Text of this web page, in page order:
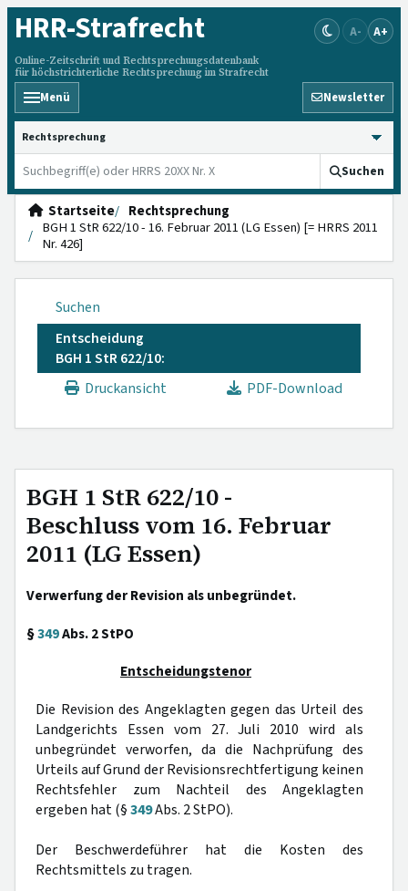
HRR-Strafrecht
Online-Zeitschrift und Rechtsprechungsdatenbank
für höchstrichterliche Rechtsprechung im Strafrecht
A- A+
Menü Newsletter
HRRS durchsuchen
Suchen
Startseite
Rechtsprechung
BGH 1 StR 622/10 - 16. Februar 2011 (LG Essen) [= HRRS 2011
Nr. 426]
Suchen
Entscheidung
BGH 1 StR 622/10:
Druckansicht
PDF-Download
BGH 1 StR 622/10 -
Beschluss vom 16. Februar
2011 (LG Essen)
Verwerfung der Revision als unbegründet.
§349Abs. 2 StPO
Entscheidungstenor
Die Revision des Angeklagten gegen das Urteil des
Landgerichts Essen vom 27. Juli 2010 wird als
unbegründet verworfen, da die Nachprüfung des
Urteils auf Grund der Revisionsrechtfertigung keinen
Rechtsfehler zum Nachteil des Angeklagten
ergeben hat (§349Abs. 2 StPO).
Der Beschwerdeführer hat die Kosten des
Rechtsmittels zu tragen.